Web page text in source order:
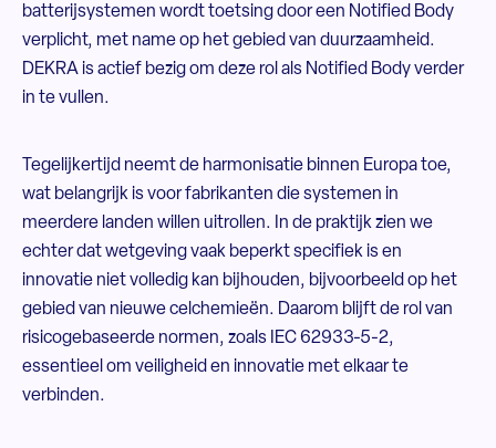
batterijsystemen wordt toetsing door een Notified Body
verplicht, met name op het gebied van duurzaamheid.
DEKRA is actief bezig om deze rol als Notified Body verder
in te vullen.
Tegelijkertijd neemt de harmonisatie binnen Europa toe,
wat belangrijk is voor fabrikanten die systemen in
meerdere landen willen uitrollen. In de praktijk zien we
echter dat wetgeving vaak beperkt specifiek is en
innovatie niet volledig kan bijhouden, bijvoorbeeld op het
gebied van nieuwe celchemieën. Daarom blijft de rol van
risicogebaseerde normen, zoals IEC 62933-5-2,
essentieel om veiligheid en innovatie met elkaar te
verbinden.